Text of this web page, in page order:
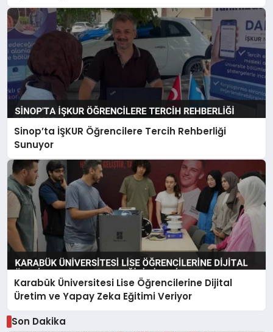
Sinop’ta İŞKUR Öğrencilere Tercih Rehberliği
Sunuyor
Karabük Üniversitesi Lise Öğrencilerine Dijital
Üretim ve Yapay Zeka Eğitimi Veriyor
Son Dakika